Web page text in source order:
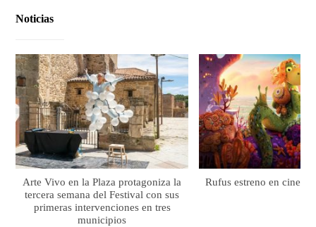
Noticias
Arte Vivo en la Plaza protagoniza la
tercera semana del Festival con sus
primeras intervenciones en tres
municipios
Rufus estreno en cines